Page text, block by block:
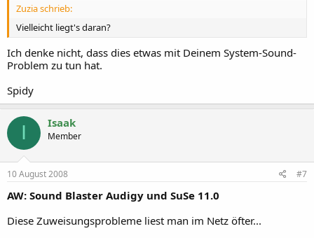
Zuzia schrieb:
Vielleicht liegt's daran?
Ich denke nicht, dass dies etwas mit Deinem System-Sound-
Problem zu tun hat.
Spidy
I Isaak
Member
10 August 2008 #7
AW: Sound Blaster Audigy und SuSe 11.0
Diese Zuweisungsprobleme liest man im Netz öfter...